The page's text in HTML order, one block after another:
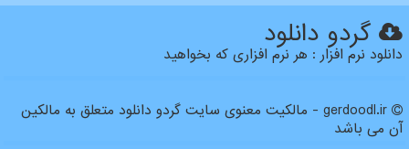
گردو دانلود
دانلود نرم افزار : هر نرم افزاری که بخواهید
gerdoodl.ir - مالکیت معنوی سایت گردو دانلود متعلق به مالکین
آن می باشد